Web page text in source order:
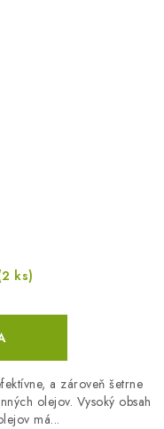
ks)
a zároveň šetrne
olejov. Vysoký obsah
má...